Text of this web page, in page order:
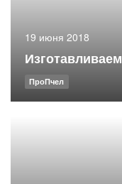
19 июня 2018
ПроПчел